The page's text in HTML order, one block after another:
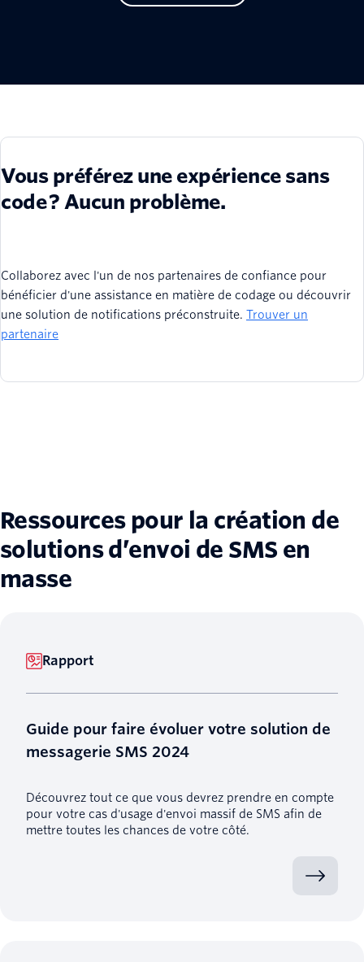
Vous préférez une expérience sans
code ? Aucun problème.
Collaborez avec l'un de nos partenaires de confiance pour
bénéficier d'une assistance en matière de codage ou découvrir
une solution de notifications préconstruite. Trouver un
partenaire
Ressources pour la création de
solutions d’envoi de SMS en
masse
Rapport
Guide pour faire évoluer votre solution de
messagerie SMS 2024
Découvrez tout ce que vous devrez prendre en compte
pour votre cas d'usage d'envoi massif de SMS afin de
mettre toutes les chances de votre côté.